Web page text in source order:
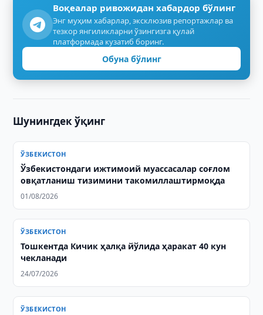
Воқеалар ривожидан хабардор бўлинг
Энг муҳим хабарлар, эксклюзив репортажлар ва
тезкор янгиликларни ўзингизга қулай
платформада кузатиб боринг.
Обуна бўлинг
Шунингдек ўқинг
ЎЗБЕКИСТОН
Ўзбекистондаги ижтимоий муассасалар соғлом
овқатланиш тизимини такомиллаштирмоқда
01/08/2026
ЎЗБЕКИСТОН
Тошкентда Кичик ҳалқа йўлида ҳаракат 40 кун
чекланади
24/07/2026
ЎЗБЕКИСТОН